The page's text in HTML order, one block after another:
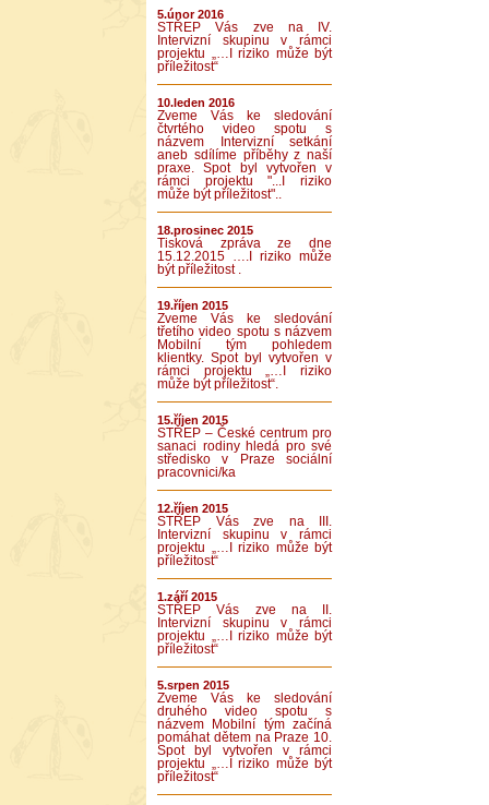
5.únor 2016
STŘEP Vás zve na IV.
Intervizní skupinu v rámci
projektu „…I riziko může být
příležitost“
10.leden 2016
Zveme Vás ke sledování
čtvrtého video spotu s
názvem Intervizní setkání
aneb sdílíme příběhy z naší
praxe. Spot byl vytvořen v
rámci projektu "...I riziko
může být příležitost"..
18.prosinec 2015
Tisková zpráva ze dne
15.12.2015 ….I riziko může
být příležitost .
19.říjen 2015
Zveme Vás ke sledování
třetího video spotu s názvem
Mobilní tým pohledem
klientky. Spot byl vytvořen v
rámci projektu „…I riziko
může být příležitost“.
15.říjen 2015
STŘEP – České centrum pro
sanaci rodiny hledá pro své
středisko v Praze sociální
pracovnici/ka
12.říjen 2015
STŘEP Vás zve na III.
Intervizní skupinu v rámci
projektu „…I riziko může být
příležitost“
1.září 2015
STŘEP Vás zve na II.
Intervizní skupinu v rámci
projektu „…I riziko může být
příležitost“
5.srpen 2015
Zveme Vás ke sledování
druhého video spotu s
názvem Mobilní tým začíná
pomáhat dětem na Praze 10.
Spot byl vytvořen v rámci
projektu „…I riziko může být
příležitost“